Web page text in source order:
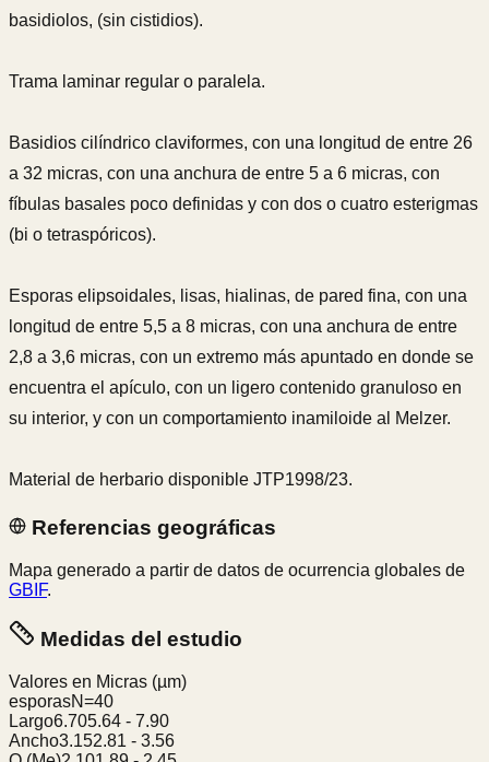
basidiolos, (sin cistidios).
Trama laminar regular o paralela.
Basidios cilíndrico claviformes, con una longitud de entre 26
a 32 micras, con una anchura de entre 5 a 6 micras, con
fíbulas basales poco definidas y con dos o cuatro esterigmas
(bi o tetraspóricos).
Esporas elipsoidales, lisas, hialinas, de pared fina, con una
longitud de entre 5,5 a 8 micras, con una anchura de entre
2,8 a 3,6 micras, con un extremo más apuntado en donde se
encuentra el apículo, con un ligero contenido granuloso en
su interior, y con un comportamiento inamiloide al Melzer.
Material de herbario disponible JTP1998/23.
Referencias geográficas
Mapa generado a partir de datos de ocurrencia globales de
GBIF.
Medidas del estudio
Valores en Micras (µm)
esporasN=40
Largo6.705.64 - 7.90
Ancho3.152.81 - 3.56